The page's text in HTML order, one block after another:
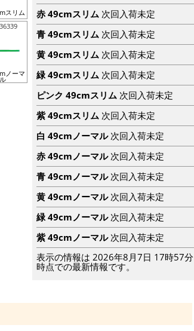
スリム
ノーマ
ル
赤 49cmスリム 次回入荷未定
青 49cmスリム 次回入荷未定
黄 49cmスリム 次回入荷未定
緑 49cmスリム 次回入荷未定
ピンク 49cmスリム 次回入荷未定
紫 49cmスリム 次回入荷未定
白 49cmノーマル 次回入荷未定
赤 49cmノーマル 次回入荷未定
青 49cmノーマル 次回入荷未定
黄 49cmノーマル 次回入荷未定
緑 49cmノーマル 次回入荷未定
紫 49cmノーマル 次回入荷未定
表示の情報は 2026年8月7日 17時57分
時点での最新情報です。